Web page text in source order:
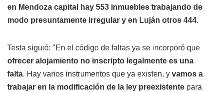
en Mendoza capital hay 553 inmuebles trabajando de
modo presuntamente irregular y en Luján otros 444.
Testa siguió: "En el código de faltas ya se incorporó que
ofrecer alojamiento no inscripto legalmente es una
falta. Hay varios instrumentos que ya existen, y vamos a
trabajar en la modificación de la ley preexistente para